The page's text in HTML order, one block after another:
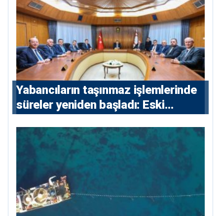
Yabancıların taşınmaz işlemlerinde
süreler yeniden başladı: Eski
konutlara 36 ay